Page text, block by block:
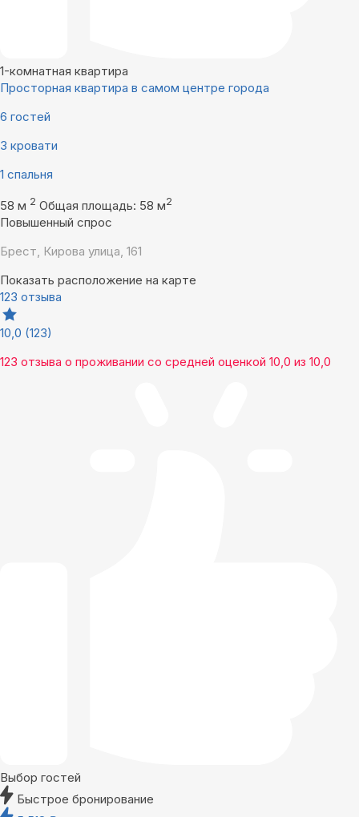
1-комнатная квартира
Просторная квартира в самом центре города
6 гостей
3 кровати
1 спальня
58 м 2 Общая площадь: 58 м2
Повышенный спрос
Брест, Кирова улица, 161
Показать расположение на карте
123 отзыва
10,0 (123)
123 отзыва о проживании со средней оценкой 10,0 из 10,0
Выбор гостей
Быстрое бронирование